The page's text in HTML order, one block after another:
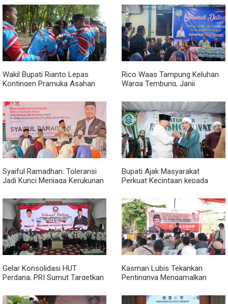
Wakil Bupati Rianto Lepas
Kontingen Pramuka Asahan
Cibubur
Rico Waas Tampung Keluhan
Warga Tembung, Janji
Syaiful Ramadhan: Toleransi
Jadi Kunci Menjaga Kerukunan
Medan
Bupati Ajak Masyarakat
Perkuat Kecintaan kepada
Bersholawat
Gelar Konsolidasi HUT
Perdana, PRI Sumut Targetkan
Kasman Lubis Tekankan
Pentingnya Mengamalkan
Bernegara Dalam Kehidupan